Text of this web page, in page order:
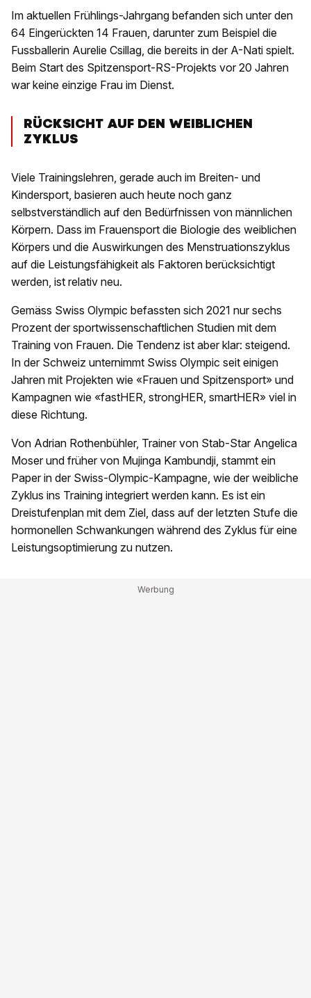
Im aktuellen Frühlings-Jahrgang befanden sich unter den
64 Eingerückten 14 Frauen, darunter zum Beispiel die
Fussballerin Aurelie Csillag, die bereits in der A-Nati spielt.
Beim Start des Spitzensport-RS-Projekts vor 20 Jahren
war keine einzige Frau im Dienst.
RÜCKSICHT AUF DEN WEIBLICHEN
ZYKLUS
Viele Trainingslehren, gerade auch im Breiten- und
Kindersport, basieren auch heute noch ganz
selbstverständlich auf den Bedürfnissen von männlichen
Körpern. Dass im Frauensport die Biologie des weiblichen
Körpers und die Auswirkungen des Menstruationszyklus
auf die Leistungsfähigkeit als Faktoren berücksichtigt
werden, ist relativ neu.
Gemäss Swiss Olympic befassten sich 2021 nur sechs
Prozent der sportwissenschaftlichen Studien mit dem
Training von Frauen. Die Tendenz ist aber klar: steigend.
In der Schweiz unternimmt Swiss Olympic seit einigen
Jahren mit Projekten wie «Frauen und Spitzensport» und
Kampagnen wie «fastHER, strongHER, smartHER» viel in
diese Richtung.
Von Adrian Rothenbühler, Trainer von Stab-Star Angelica
Moser und früher von Mujinga Kambundji, stammt ein
Paper in der Swiss-Olympic-Kampagne, wie der weibliche
Zyklus ins Training integriert werden kann. Es ist ein
Dreistufenplan mit dem Ziel, dass auf der letzten Stufe die
hormonellen Schwankungen während des Zyklus für eine
Leistungsoptimierung zu nutzen.